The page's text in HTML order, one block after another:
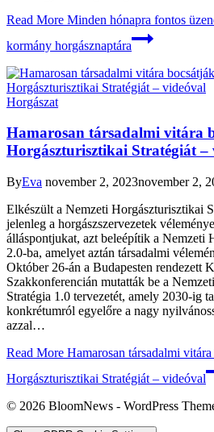
Read More Minden hónapra fontos
kormány horgásznaptára
Horgászat
Hamarosan társadalmi vitára
Horgászturisztikai Stratégiát –
ByEva november 2, 2023november 2,
Elkészült a Nemzeti Horgászturisztikai
jelenleg a horgászszervezetek
álláspontjukat, azt beleépítik a Nemzeti
2.0-ba, amelyet aztán társadalmi
Október 26-án a Budapesten rendezett
Szakkonferencián mutatták be a
Stratégia 1.0 tervezetét, amely 2030-ig
konkrétumról egyelőre a nagy
azzal…
Read More Hamarosan társadalmi
Horgászturisztikai Stratégiát – videóval
© 2026 BloomNews - WordPress